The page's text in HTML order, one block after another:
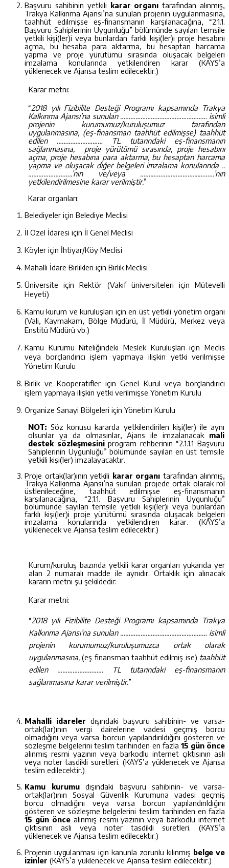
Başvuru sahibinin yetkili karar organı tarafından alınmış,
Trakya Kalkınma Ajansı’na sunulan projenin uygulanmasına,
taahhüt edilmişse eş-finansmanın karşılanacağına, “2.1.1.
Başvuru Sahiplerinin Uygunluğu” bölümünde sayılan temsile
yetkili kişi(ler)i veya bunlardan farklı kişi(ler)i proje hesabını
açma, bu hesaba para aktarma, bu hesaptan harcama
yapma ve proje yürütümü sırasında oluşacak belgeleri
imzalama konularında yetkilendiren karar (KAYS’a
yüklenecek ve Ajansa teslim edilecektir.)
Karar metni:
“2018 yılı Fizibilite Desteği Programı kapsamında Trakya
Kalkınma Ajansı’na sunulan …………………………………………… isimli
projenin kurumumuz/kuruluşumuz tarafından
uygulanmasına, (eş-finansman taahhüt edilmişse) taahhüt
edilen ……………………… TL tutarındaki eş-finansmanın
sağlanmasına, proje yürütümü sırasında, proje hesabını
açma, proje hesabına para aktarma, bu hesaptan harcama
yapma ve oluşacak diğer belgeleri imzalama konularında ..
……………………..’nın ve/veya …….……………………....………’nın
yetkilendirilmesine karar verilmiştir.”
Karar organları:
Belediyeler için Belediye Meclisi
İl Özel İdaresi için İl Genel Meclisi
Köyler için İhtiyar/Köy Meclisi
Mahalli İdare Birlikleri için Birlik Meclisi
Üniversite için Rektör (Vakıf üniversiteleri için Mütevelli
Heyeti)
Kamu kurum ve kuruluşları için en üst yetkili yönetim organı
(Vali, Kaymakam, Bölge Müdürü, İl Müdürü, Merkez veya
Enstitü Müdürü vb.)
Kamu Kurumu Niteliğindeki Meslek Kuruluşları için Meclis
veya borçlandırıcı işlem yapmaya ilişkin yetki verilmişse
Yönetim Kurulu
Birlik ve Kooperatifler için Genel Kurul veya borçlandırıcı
işlem yapmaya ilişkin yetki verilmişse Yönetim Kurulu
Organize Sanayi Bölgeleri için Yönetim Kurulu
NOT:Söz konusu kararda yetkilendirilen kişi(ler) ile aynı
olsunlar ya da olmasınlar, Ajans ile imzalanacak mali
destek sözleşmesiniprogram rehberinin “2.1.1.1 Başvuru
Sahiplerinin Uygunluğu” bölümünde sayılan en üst temsile
yetkili kişi(ler) imzalayacaktır.
Proje ortak(lar)ının yetkili karar organı tarafından alınmış,
Trakya Kalkınma Ajansı’na sunulan projede ortak olarak rol
üstlenileceğine, taahhüt edilmişse eş-finansmanın
karşılanacağına, “2.1.1. Başvuru Sahiplerinin Uygunluğu”
bölümünde sayılan temsile yetkili kişi(ler)i veya bunlardan
farklı kişi(ler)i proje yürütümü sırasında oluşacak belgeleri
imzalama konularında yetkilendiren karar. (KAYS’a
yüklenecek ve Ajansa teslim edilecektir.)
Kurum/kuruluş bazında yetkili karar organları yukarıda yer
alan 2 numaralı madde ile aynıdır. Ortaklık için alınacak
kararın metni şu şekildedir:
Karar metni:
“2018 yılı Fizibilite Desteği Programı kapsamında Trakya
Kalkınma Ajansı’na sunulan …………………………………………… isimli
projenin kurumumuz/kuruluşumuzca ortak olarak
uygulanmasına,(eş finansman taahhüt edilmiş ise) taahhüt
edilen ……………………… TL tutarındaki eş-finansmanın
sağlanmasına karar verilmiştir.”
Mahalli idareler dışındaki başvuru sahibinin- ve varsa-
ortak(lar)ının vergi dairelerine vadesi geçmiş borcu
olmadığını veya varsa borcun yapılandırıldığını gösteren ve
sözleşme belgelerini teslim tarihinden en fazla 15 gün önce
alınmış resmi yazının veya barkodlu internet çıktısının aslı
veya noter tasdikli suretleri. (KAYS’a yüklenecek ve Ajansa
teslim edilecektir.)
Kamu kurumu dışındaki başvuru sahibinin- ve varsa-
ortak(lar)ının Sosyal Güvenlik Kurumuna vadesi geçmiş
borcu olmadığını veya varsa borcun yapılandırıldığını
gösteren ve sözleşme belgelerini teslim tarihinden en fazla
15 gün öncealınmış resmi yazının veya barkodlu internet
çıktısının aslı veya noter tasdikli suretleri. (KAYS’a
yüklenecek ve Ajansa teslim edilecektir.)
Projenin uygulanması için kanunla zorunlukılınmış bel geve
izin er (KAYS’a yüklenecek ve Ajansa teslim edilecektir.)